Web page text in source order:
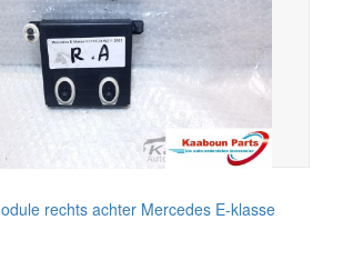
rechts achter Mercedes E-klasse